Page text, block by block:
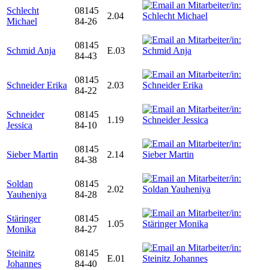
Schlecht
Michael
08145
84-26
2.04
Schmid Anja
08145
84-43
E.03
Schneider Erika
08145
84-22
2.03
Schneider
Jessica
08145
84-10
1.19
Sieber Martin
08145
84-38
2.14
Soldan
Yauheniya
08145
84-28
2.02
Stäringer
Monika
08145
84-27
1.05
Steinitz
Johannes
08145
84-40
E.01